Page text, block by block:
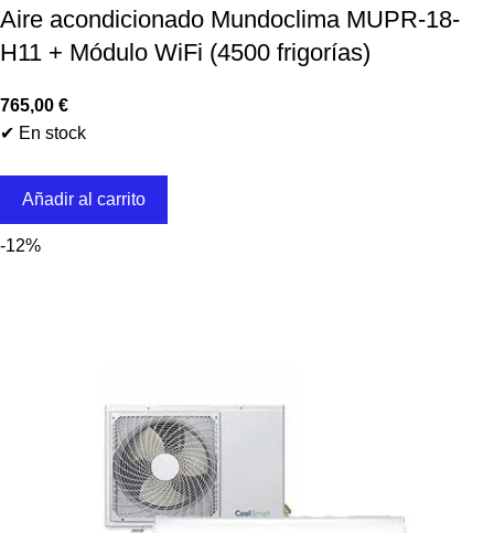
Aire acondicionado Mundoclima MUPR-18-
H11 + Módulo WiFi (4500 frigorías)
765,00 €
✔ En stock
Añadir al carrito
-12%